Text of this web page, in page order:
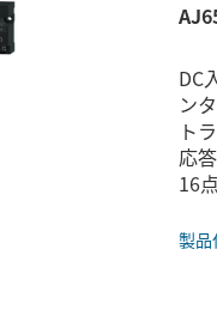
DC
ン
ト
応
16
製品